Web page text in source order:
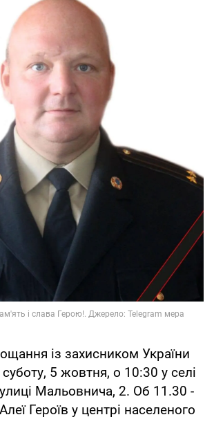
із захисником України
суботу, 5 жовтня, о 10:30 у селі
Мальовнича, 2. Об 11.30 -
Героїв у центрі населеного